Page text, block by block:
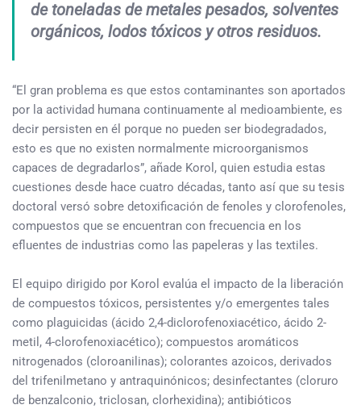
de toneladas de metales pesados, solventes
orgánicos, lodos tóxicos y otros residuos.
“El gran problema es que estos contaminantes son aportados
por la actividad humana continuamente al medioambiente, es
decir persisten en él porque no pueden ser biodegradados,
esto es que no existen normalmente microorganismos
capaces de degradarlos”, añade Korol, quien estudia estas
cuestiones desde hace cuatro décadas, tanto así que su tesis
doctoral versó sobre detoxificación de fenoles y clorofenoles,
compuestos que se encuentran con frecuencia en los
efluentes de industrias como las papeleras y las textiles.
El equipo dirigido por Korol evalúa el impacto de la liberación
de compuestos tóxicos, persistentes y/o emergentes tales
como plaguicidas (ácido 2,4-diclorofenoxiacético, ácido 2-
metil, 4-clorofenoxiacético); compuestos aromáticos
nitrogenados (cloroanilinas); colorantes azoicos, derivados
del trifenilmetano y antraquinónicos; desinfectantes (cloruro
de benzalconio, triclosan, clorhexidina); antibióticos